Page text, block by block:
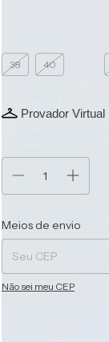
38 40
Provador Virtual
Entregas para o CEP:
Meios de envio
Não sei meu CEP